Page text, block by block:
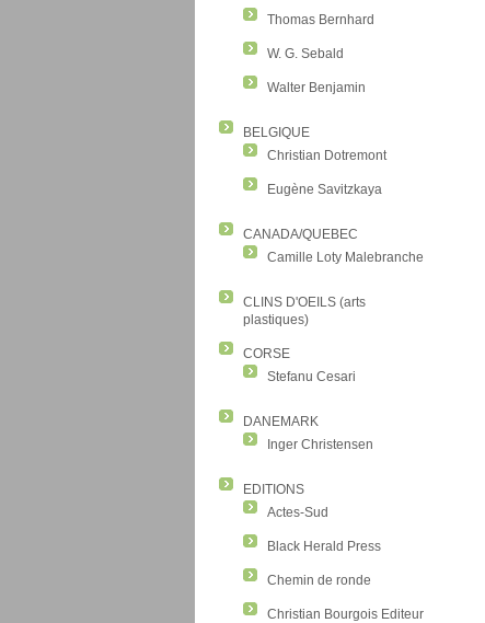
Thomas Bernhard
W. G. Sebald
Walter Benjamin
BELGIQUE
Christian Dotremont
Eugène Savitzkaya
CANADA/QUEBEC
Camille Loty Malebranche
CLINS D'OEILS (arts
plastiques)
CORSE
Stefanu Cesari
DANEMARK
Inger Christensen
EDITIONS
Actes-Sud
Black Herald Press
Chemin de ronde
Christian Bourgois Editeur